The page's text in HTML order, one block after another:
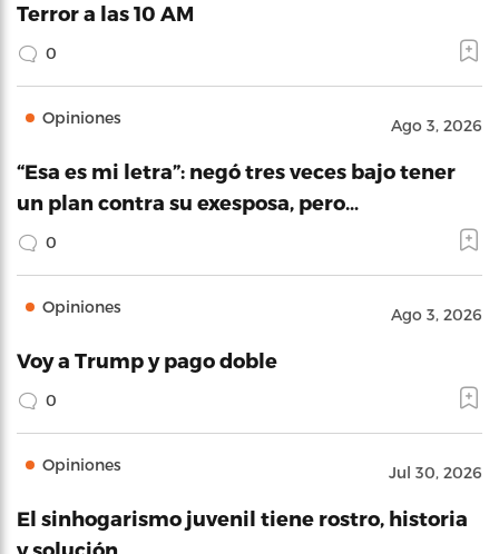
Terror a las 10 AM
0
Opiniones Ago 3, 2026
“Esa es mi letra”: negó tres veces bajo tener
un plan contra su exesposa, pero…
0
Opiniones Ago 3, 2026
Voy a Trump y pago doble
0
Opiniones Jul 30, 2026
El sinhogarismo juvenil tiene rostro, historia
y solución